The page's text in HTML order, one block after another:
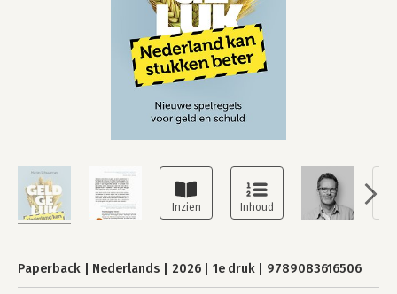
Paperback Nederlands 2026 1e druk 9789083616506